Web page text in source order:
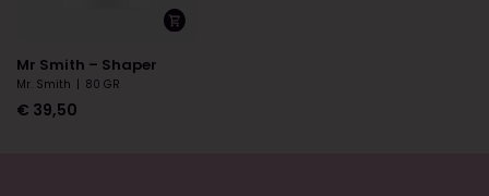
Mr Smith – Shaper
Mr. Smith 80 GR
€ 39,50